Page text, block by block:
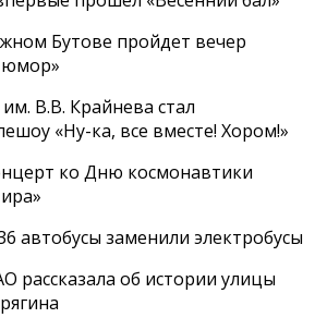
Бутове пройдет вечер
юмор»
В.В. Крайнева стал
«Ну-ка, все вместе! Хором!»
ко Дню космонавтики
автобусы заменили электробусы
рассказала об истории улицы